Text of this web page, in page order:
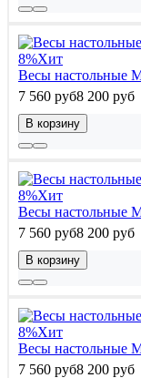
8%Хит
Весы
7 560 руб8 200 руб
В корзину
8%Хит
Весы
7 560 руб8 200 руб
В корзину
8%Хит
Весы
7 560 руб8 200 руб